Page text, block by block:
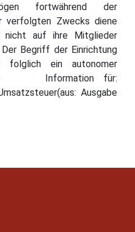
fortwährend der
verfolgten Zwecks diene
nicht auf ihre Mitglieder
Begriff der Einrichtung
folglich ein autonomer
Information für:
Ausgabe